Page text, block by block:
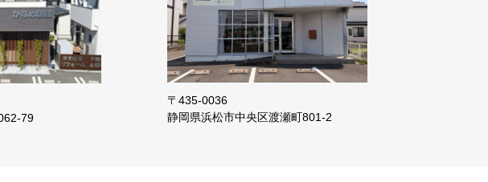
79
〒435-0036
静岡県浜松市中央区渡瀬町801-2